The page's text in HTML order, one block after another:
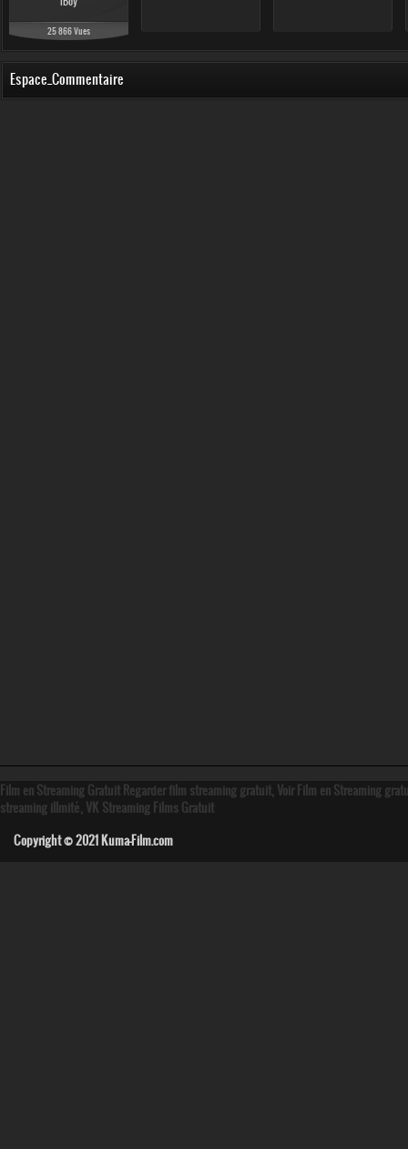
25 866 Vues
Espace_Commentaire
Film en Streaming Gratuit Regarder film streaming gratuit, Voir Film en Streaming
streaming illmité, VK Streaming Films Gratuit
Copyright © 2021Kuma-Film.com